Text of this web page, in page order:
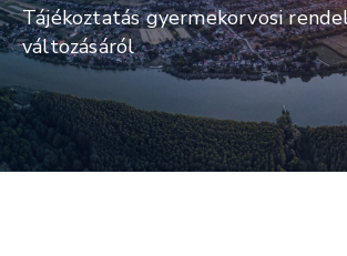
Turisztika
Választási
Információk
Események
Tájékoztatás gyermekorvosi
változásáról